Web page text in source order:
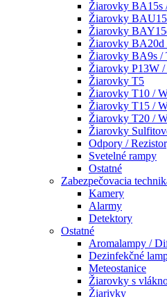
Žiarovky BA15s
Žiarovky
Žiarovky
Žiarovky BA20d
Žiarovky BA9s /
Žiarovky P13W /
Žiarovky T5
Žiarovky T10 /
Žiarovky T15 /
Žiarovky T20 /
Žiarovky
Odpory /
Svetelné rampy
Ostatné
Zabezpečovacia
Kamery
Alarmy
Detektory
Ostatné
Aromalampy /
Dezinfekčné
Meteostanice
Žiarovky s
Žiarivky